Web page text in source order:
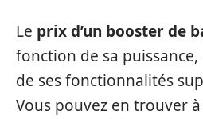
Le prix d’un booster de
fonction de sa
de ses fonctionnalités
Vous pouvez en trouver